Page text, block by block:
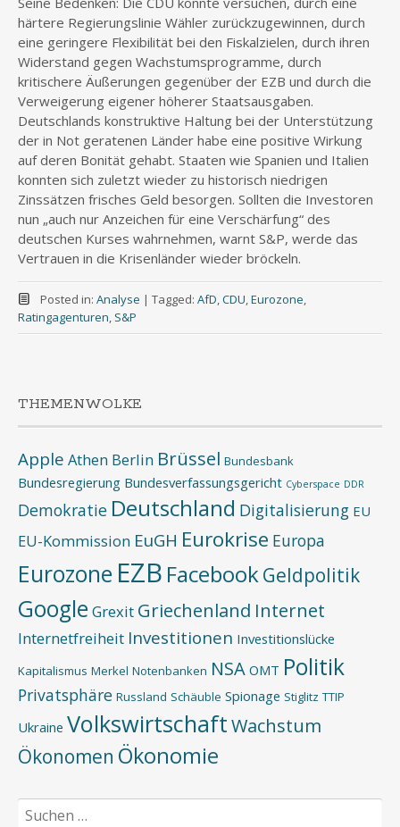
härtere Regierungslinie Wähler zurückzugewinnen, durch
eine geringere Flexibilität bei den Fiskalzielen, durch ihren
Widerstand gegen Wachstumsprogramme, durch
kritischere Äußerungen gegenüber der EZB und durch die
Verweigerung eigener höherer Staatsausgaben.
Deutschlands konstruktive Haltung bei der Unterstützung
der in Not geratenen Länder habe eine positive Wirkung
auf deren Bonität gehabt. Staaten wie Spanien und Italien
konnten sich zuletzt wieder zu historisch niedrigen
Zinssätzen frisches Geld besorgen. Sollten die Investoren
nun „auch nur Anzeichen für eine Verschärfung“ des
deutschen Kurses wahrnehmen, warnt S&P, werde das
Vertrauen in die Krisenländer wieder bröckeln.
Posted in: Analyse | Tagged: AfD,CDU,Eurozone,
Ratingagenturen, S&P
THEMENWOLKE
Apple Athen Berlin Brüssel Bundesbank
Bundesregierung Bundesverfassungsgericht Cyberspace DDR
Demokratie Deutschland Digitalisierung EU
EU-Kommission EuGH Eurokrise Europa
Eurozone EZB FacebookGeldpolitik
Google Grexit Griechenland Internet
Internetfreiheit Investitionen Investitionslücke
Kapitalismus Merkel Notenbanken NSA OMT Politik
Privatsphäre Russland Schäuble Spionage Stiglitz TTIP
Ukraine VolkswirtschaftWachstum
Ökonomen Ökonomie
Suchen
nach: